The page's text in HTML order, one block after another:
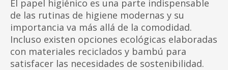
El papel higiénico es una parte indispensable
de las rutinas de higiene modernas y su
importancia va más allá de la comodidad.
Incluso existen opciones ecológicas elaboradas
con materiales reciclados y bambú para
satisfacer las necesidades de sostenibilidad.